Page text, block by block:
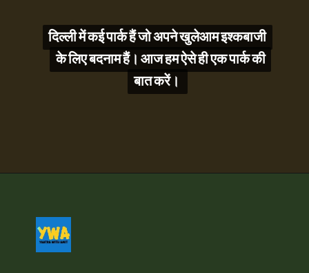
दिल्ली में कई पार्क हैं जो अपने खुलेआम इश्कबाजी
के लिए बदनाम हैं। आज हम ऐसे ही एक पार्क की
बात करें।
दिल्ली में कई पार्क हैं जो अपने खुलेआम इश्कबाजी
के लिए बदनाम हैं। आज हम ऐसे ही एक पार्क की
बात करें।